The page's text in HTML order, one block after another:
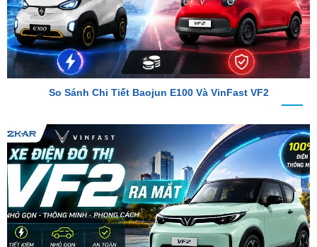
So Sánh Chi Tiết Baojun E100 Và VinFast VF2